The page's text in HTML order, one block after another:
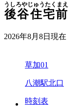
後谷住宅前
うしろやじゅうたくまえ
2026年8月8日 現在
草加01
八潮駅北口
時刻表